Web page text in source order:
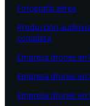
Fotografía aérea
Producción
completa
Empresa drones
Empresa drones en
Empresa drones en